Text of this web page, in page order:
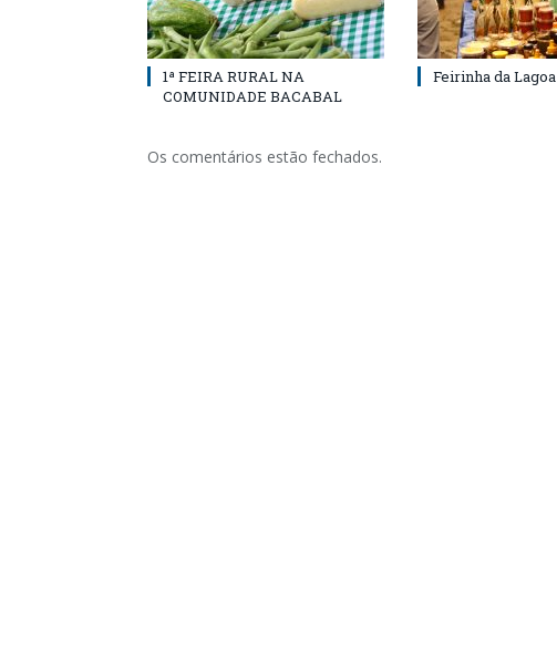
1ª FEIRA RURAL NA
COMUNIDADE BACABAL
Feirinha da Lagoa
Os comentários estão fechados.